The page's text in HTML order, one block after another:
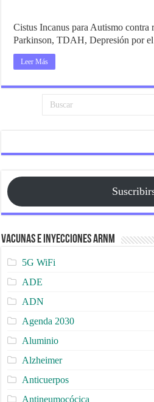
Cistus Incanus para Autismo
Parkinson, TDAH, Depresión por
Leer Más
Vacunas e Inyecciones ARNm
5G WiFi
ADE
ADN
Agenda 2030
Aluminio
Alzheimer
Anticuerpos
Antineumocócica